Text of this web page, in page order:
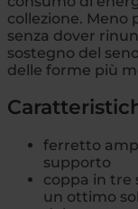
collezione. Meno
senza dover
sostegno del
delle forme più
ferretto
supporto
coppa in tre
un ottimo